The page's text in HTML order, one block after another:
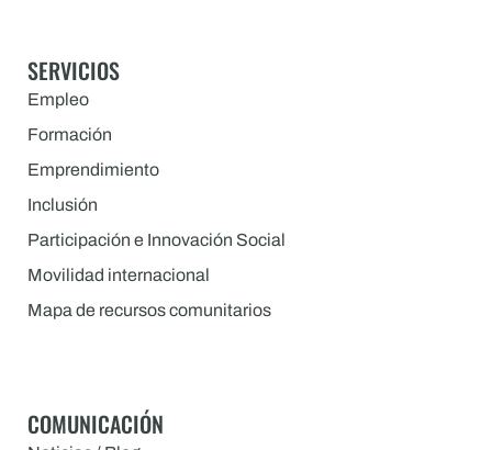
SERVICIOS
Empleo
Formación
Emprendimiento
Inclusión
Participación e Innovación Social
Movilidad internacional
Mapa de recursos comunitarios
COMUNICACIÓN